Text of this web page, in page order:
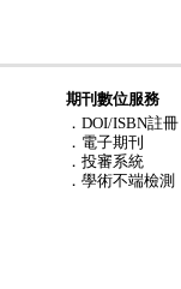
期刊數位服務
．DOI/ISBN註冊
．電子期刊
．投審系統
．學術不端檢測